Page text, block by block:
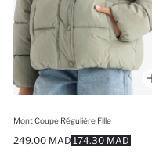
Mont Coupe Régulière Fille
174.30 MAD
249.00 MAD